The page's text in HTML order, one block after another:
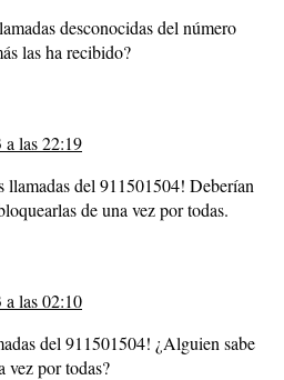
desconocidas del número
las ha recibido?
a las 22:19
llamadas del 911501504! Deberían
de una vez por todas.
a las 02:10
del 911501504! ¿Alguien sabe
vez por todas?